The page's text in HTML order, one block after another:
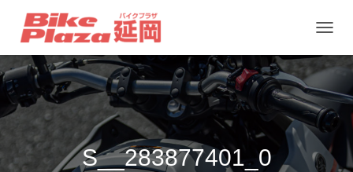
ビ
ー
シ
ョ
S__283877401_0